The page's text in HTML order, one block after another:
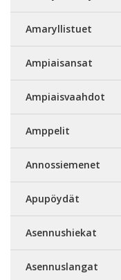
Amaryllistuet
Ampiaisansat
Ampiaisvaahdot
Amppelit
Annossiemenet
Apupöydät
Asennushiekat
Asennuslangat